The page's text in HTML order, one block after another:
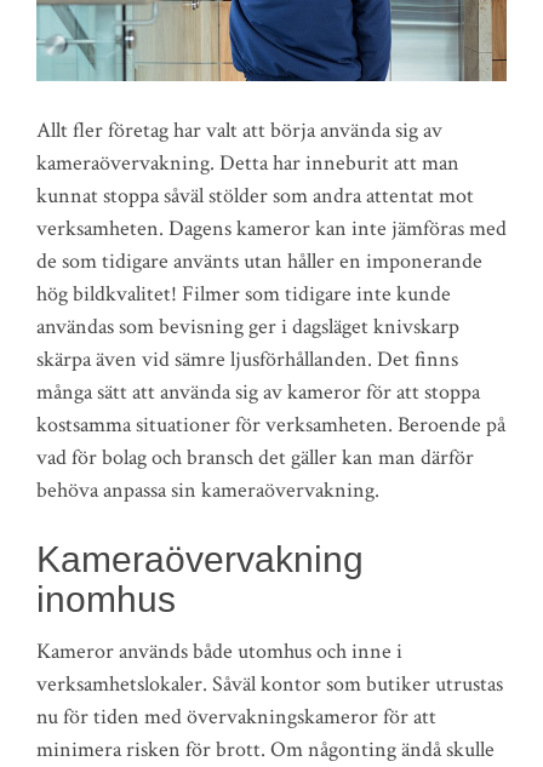
Allt fler företag har valt att börja använda sig av
kameraövervakning. Detta har inneburit att man
kunnat stoppa såväl stölder som andra attentat mot
verksamheten. Dagens kameror kan inte jämföras med
de som tidigare använts utan håller en imponerande
hög bildkvalitet! Filmer som tidigare inte kunde
användas som bevisning ger i dagsläget knivskarp
skärpa även vid sämre ljusförhållanden. Det finns
många sätt att använda sig av kameror för att stoppa
kostsamma situationer för verksamheten. Beroende på
vad för bolag och bransch det gäller kan man därför
behöva anpassa sin kameraövervakning.
Kameraövervakning
inomhus
Kameror används både utomhus och inne i
verksamhetslokaler. Såväl kontor som butiker utrustas
nu för tiden med övervakningskameror för att
minimera risken för brott. Om någonting ändå skulle